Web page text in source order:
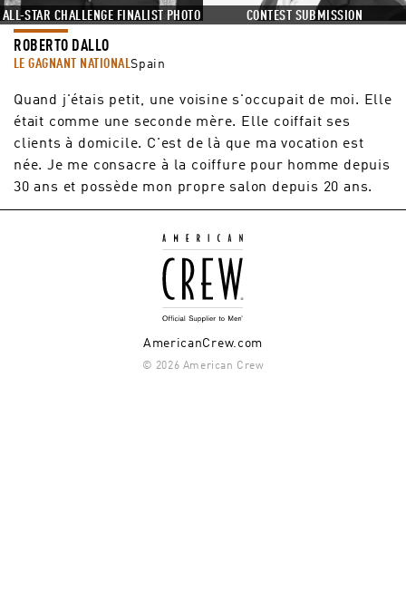
ALL-STAR CHALLENGE FINALIST PHOTO CONTEST SUBMISSION
ROBERTO DALLO
LE GAGNANT NATIONALSpain
Quand j'étais petit, une voisine s'occupait de moi. Elle
était comme une seconde mère. Elle coiffait ses
clients à domicile. C'est de là que ma vocation est
née. Je me consacre à la coiffure pour homme depuis
30 ans et possède mon propre salon depuis 20 ans.
AmericanCrew.com
© 2026 American Crew